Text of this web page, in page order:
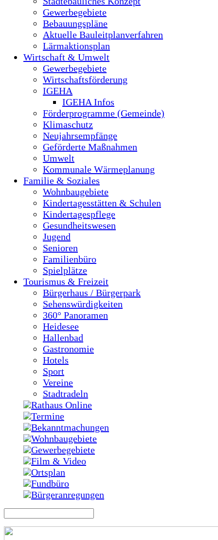
Gewerbegebiete
Bebauungspläne
Aktuelle Bauleitplanverfahren
Lärmaktionsplan
Wirtschaft & Umwelt
Gewerbegebiete
Wirtschaftsförderung
IGEHA
IGEHA Infos
Förderprogramme (Gemeinde)
Klimaschutz
Neujahrsempfänge
Geförderte Maßnahmen
Umwelt
Kommunale Wärmeplanung
Familie & Soziales
Wohnbaugebiete
Kindertagesstätten & Schulen
Kindertagespflege
Gesundheitswesen
Jugend
Senioren
Familienbüro
Spielplätze
Tourismus & Freizeit
Bürgerhaus / Bürgerpark
Sehenswürdigkeiten
360° Panoramen
Heidesee
Hallenbad
Gastronomie
Hotels
Sport
Vereine
Stadtradeln
Rathaus Online
Termine
Bekanntmachungen
Wohnbaugebiete
Gewerbegebiete
Film & Video
Ortsplan
Fundbüro
Bürgeranregungen